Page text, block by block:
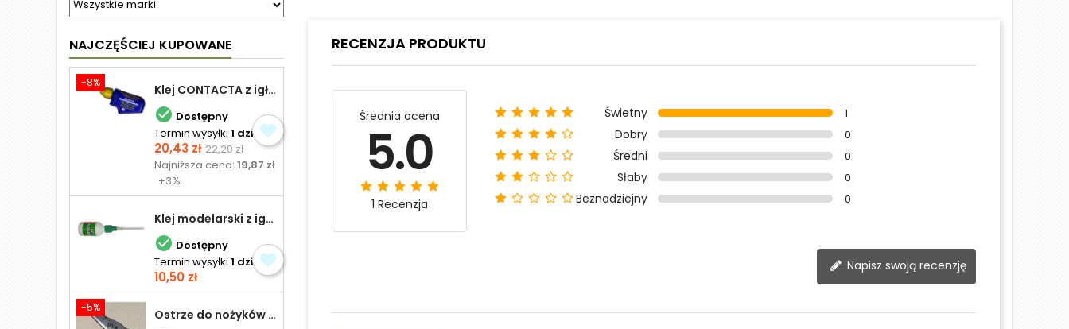
NAJCZĘŚCIEJ KUPOWANE
-8% Klej CONTACTA z igłą do plastiku 25,0 g
 Dostępny
Termin wysyłki 1 dzień
Cena
20,43 zł Cena
podstawowa
22,20 zł
Najniższa cena:19,87 zł
+3%
Klej modelarski z igłą 30 ml
 Dostępny
Termin wysyłki 1 dzień
Cena
10,50 zł
-5% Ostrze do nożyków Excel
RECENZJA PRODUKTU
Średnia ocena
5.0
1 Recenzja
Świetny 1
Dobry 0
Średni 0
Słaby 0
Beznadziejny 0
Napisz swoją recenzję